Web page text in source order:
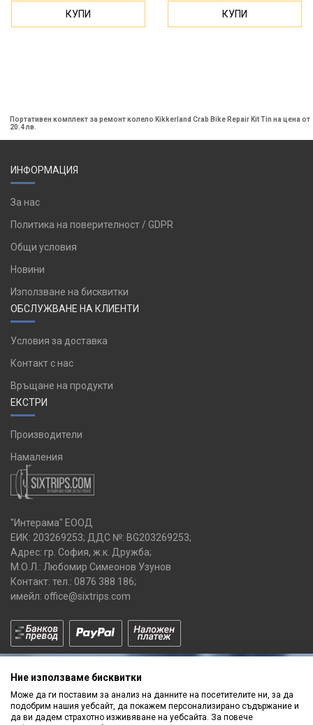
КУПИ КУПИ
Портативен комплект за ремонт колело Kikkerland Crab Bike Repair Kit Tin на цена от
20.4 лв.
ИНФОРМАЦИЯ
За нас
Политика на поверителност / GDPR
Общи условия
Новини
Използване на бисквитки
ОБСЛУЖВАНЕ НА КЛИЕНТИ
Условия за доставка
Контакт с нас
Връщане на продукти
ЕКСТРИ
Производители
Намаления
"Интерама" ЕООД
ЕИК: 203269253; ДДС №: BG203269253;
Адрес: гр. София, ж.к. Дружба;
М.О.Л.: Любомир Симеонов Узунов
Контакт: тел.: 0876 388 186;
имейл: office@sixtrips.com
Ние използваме бисквитки
Може да ги поставим за анализ на данните на посетителите ни, за да
подобрим нашия уебсайт, да покажем персонализирано съдържание и
да ви дадем страхотно изживяване на уебсайта. За повече